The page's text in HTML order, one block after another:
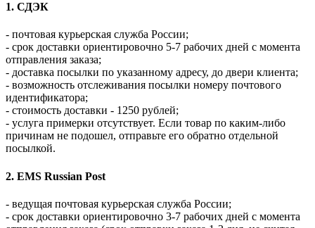
1. СДЭК
- почтовая курьерская служба России;
- срок доставки ориентировочно 5-7 рабочих дней с момента
отправления заказа;
- доставка посылки по указанному адресу, до двери клиента;
- возможность отслеживания посылки номеру почтового
идентификатора;
- стоимость доставки - 1250 рублей;
- услуга примерки отсутствует. Если товар по каким-либо
причинам не подошел, отправьте его обратно отдельной
посылкой.
2. EMS Russian Post
- ведущая почтовая курьерская служба России;
- срок доставки ориентировочно 3-7 рабочих дней с момента